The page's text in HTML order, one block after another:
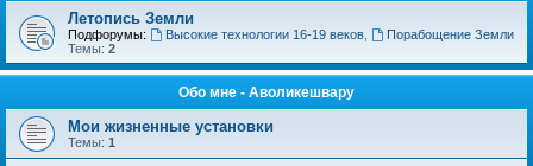
Летопись Земли
Подфорумы: Высокие технологии 16-19 веков,
Порабощение Земли
Темы: 2
Обо мне - Аволикешвару
Мои жизненные установки
Темы: 1